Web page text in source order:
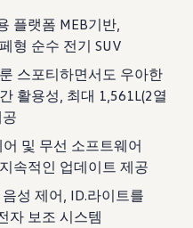
램
로그램
프로그램
품
이트
플랫폼 MEB기반,
형 순수 전기 SUV
스포티하면서도 우아한
활용성, 최대 1,561L(2열
및 무선 소프트웨어
속적인 업데이트 제공
성 제어, ID.라이트를
자 보조 시스템